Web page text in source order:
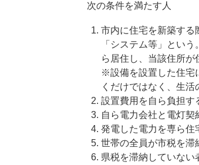
次の条件を満たす人
市内に住宅を新築する
「システム等」とい
ら居住し、当該住所
※設備を設置した住宅
くだけではなく、生活
設置費用を自ら負担す
自ら電力会社と電灯契
発電した電力を専ら住
世帯の全員が市税を滞
県税を滞納していない